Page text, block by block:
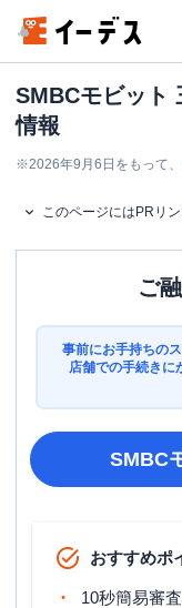
SMBCモビット
情報
※2026年9月6日をもって
このページにはPRリ
ご
事前にお手持ちの
店舗での手続きに
SMBC
おすすめポ
10秒簡易審